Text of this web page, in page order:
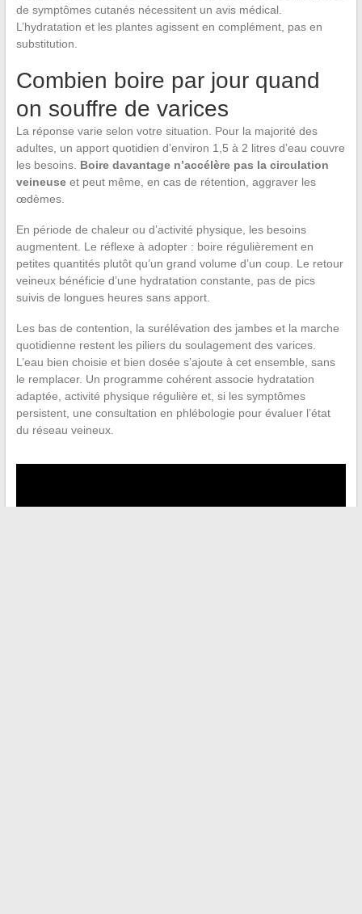
de symptômes cutanés nécessitent un avis médical.
L’hydratation et les plantes agissent en complément, pas en
substitution.
Combien boire par jour quand
on souffre de varices
La réponse varie selon votre situation. Pour la majorité des
adultes, un apport quotidien d’environ 1,5 à 2 litres d’eau couvre
les besoins. Boire davantage n’accélère pas la circulation
veineuseet peut même, en cas de rétention, aggraver les
œdèmes.
En période de chaleur ou d’activité physique, les besoins
augmentent. Le réflexe à adopter : boire régulièrement en
petites quantités plutôt qu’un grand volume d’un coup. Le retour
veineux bénéficie d’une hydratation constante, pas de pics
suivis de longues heures sans apport.
Les bas de contention, la surélévation des jambes et la marche
quotidienne restent les piliers du soulagement des varices.
L’eau bien choisie et bien dosée s’ajoute à cet ensemble, sans
le remplacer. Un programme cohérent associe hydratation
adaptée, activité physique régulière et, si les symptômes
persistent, une consultation en phlébologie pour évaluer l’état
du réseau veineux.